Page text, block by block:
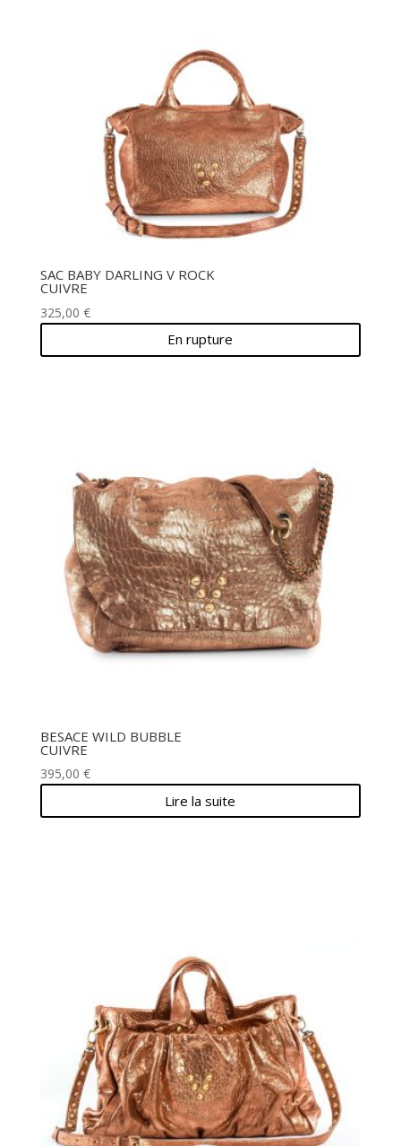
SAC BABY DARLING V ROCK
CUIVRE
325,00 €
En rupture
BESACE WILD BUBBLE
CUIVRE
395,00 €
Lire la suite